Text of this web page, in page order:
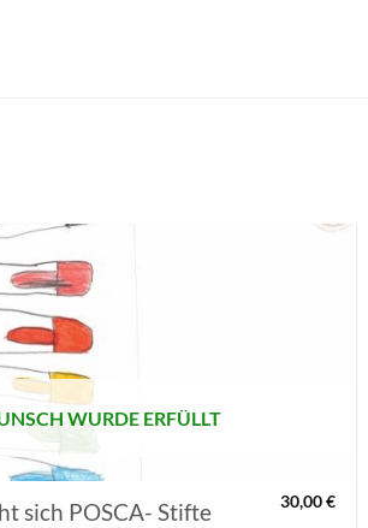
WURDE ERFÜLLT
sich POSCA- Stifte 30,00€